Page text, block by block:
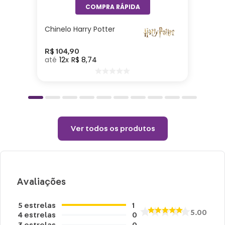
Permitido uso de centrifuga e máquina
secadora.
Temperatura máxima de lavagem 40°.
Não limpar a seco.
Chinelo Harry Potter
R$ 104,90
12 R$ 8,74
Ver todos os produtos
Avaliações
5 estrelas
4 estrelas
1
0
5.00